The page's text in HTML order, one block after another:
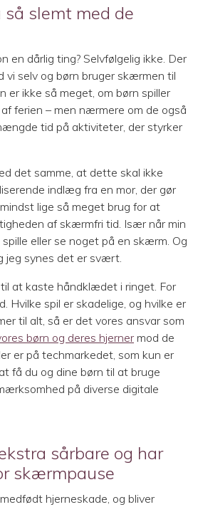
så slemt med de
en dårlig ting? Selvfølgelig ikke. Der
vi selv og børn bruger skærmen til
er ikke så meget, om børn spiller
ferien – men nærmere om de også
tid på aktiviteter, der styrker
det samme, at dette skal ikke
indlæg fra en mor, der gør
lige så meget brug for at
af skærmfri tid. Især når min
eller se noget på en skærm. Og
jeg synes det er svært.
at kaste håndklædet i ringet. For
Hvilke spil er skadelige, og hvilke er
til alt, så er det vores ansvar som
børn og deres hjerner mod de
er på techmarkedet, som kun er
få du og dine børn til at bruge
på diverse digitale
sårbare og har
skærmpause
hjerneskade, og bliver